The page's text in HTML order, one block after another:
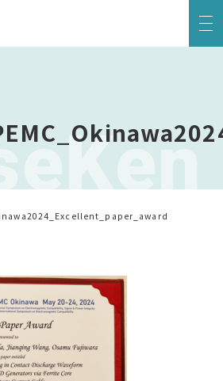
ト/バースト試験器
その他試験器